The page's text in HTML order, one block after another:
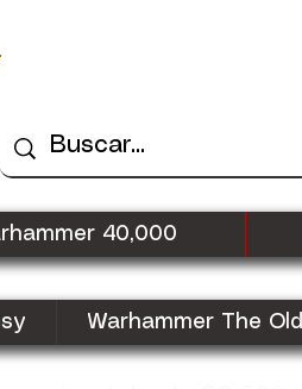
40,000
Warhammer The